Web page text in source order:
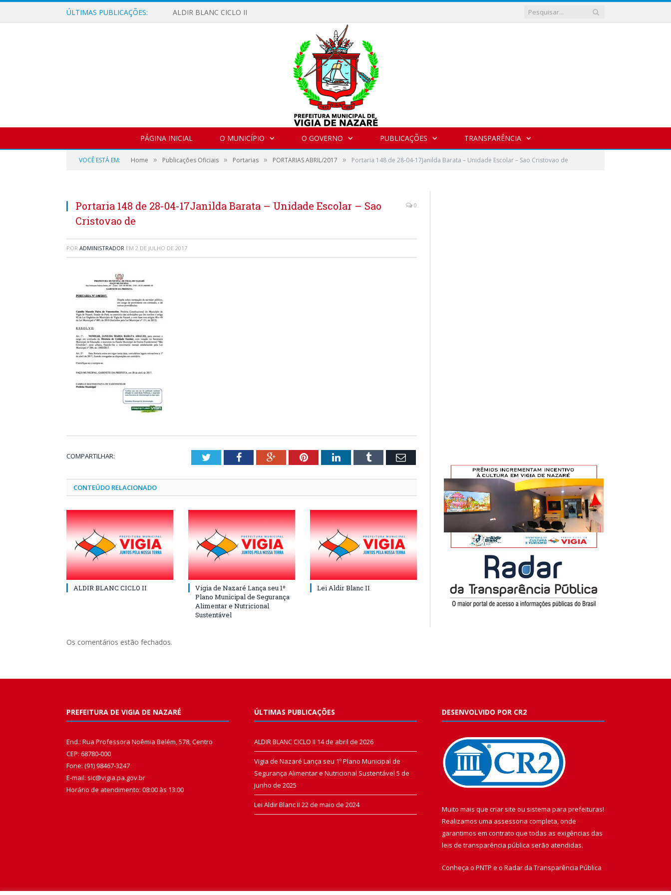
ÚLTIMAS PUBLICAÇÕES: ALDIR BLANC CICLO II
PÁGINA INICIAL O MUNICÍPIO O GOVERNO PUBLICAÇÕES TRANSPARÊNCIA
VOCÊ ESTÁ EM: Home » Publicações Oficiais » Portarias » PORTARIAS ABRIL/2017 » Portaria 148 de 28-04-17Janilda Barata – Unidade Escolar – Sao Cristovao de
Portaria 148 de 28-04-17Janilda Barata – Unidade Escolar – Sao
Cristovao de
0
POR ADMINISTRADOR EM 2 DE JULHO DE 2017
COMPARTILHAR: TwitterFacebookGoogle+PinterestLinkedInTumblr Email
CONTEÚDO RELACIONADO
ALDIR BLANC CICLO II
Vigia de Nazaré Lança seu 1º
Plano Municipal de Segurança
Alimentar e Nutricional
Sustentável
Lei Aldir Blanc II
Os comentários estão fechados.
PREFEITURA DE VIGIA DE NAZARÉ
End.: Rua Professora Noêmia Belém, 578, Centro
CEP: 68780-000
Fone: (91) 98467-3247
E-mail: sic@vigia.pa.gov.br
Horário de atendimento: 08:00 às 13:00
ÚLTIMAS PUBLICAÇÕES
ALDIR BLANC CICLO II 14 de abril de 2026
Vigia de Nazaré Lança seu 1º Plano Municipal de
Segurança Alimentar e Nutricional Sustentável 5 de
junho de 2025
Lei Aldir Blanc II 22 de maio de 2024
DESENVOLVIDO POR CR2
Muito mais que criar site ou sistema para prefeituras!
Realizamos uma assessoria completa, onde
garantimos em contrato que todas as exigências das
leis de transparência pública serão atendidas.
Conheça o PNTP e o Radar da Transparência Pública